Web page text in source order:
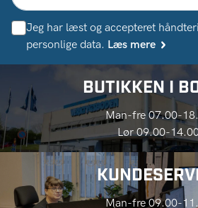
Jeg har læst og accepteret
personlige data. Læs mere
BUTIKKEN I
Man-fre 07.00-
Lør 09.00-
Man-fre 09.00-